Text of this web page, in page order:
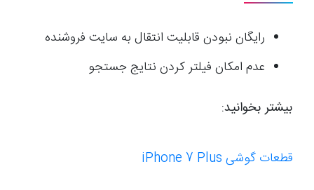
رایگان نبودن قابلیت انتقال به سایت فروشنده
عدم امکان فیلتر کردن نتایج جستجو
بیشتر بخوانید:
قطعات گوشی iPhone 7 Plus